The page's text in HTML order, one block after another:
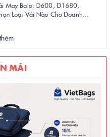
May Balo: D600, D1680,
Loại Vải Nào Cho Doanh...
MÃI